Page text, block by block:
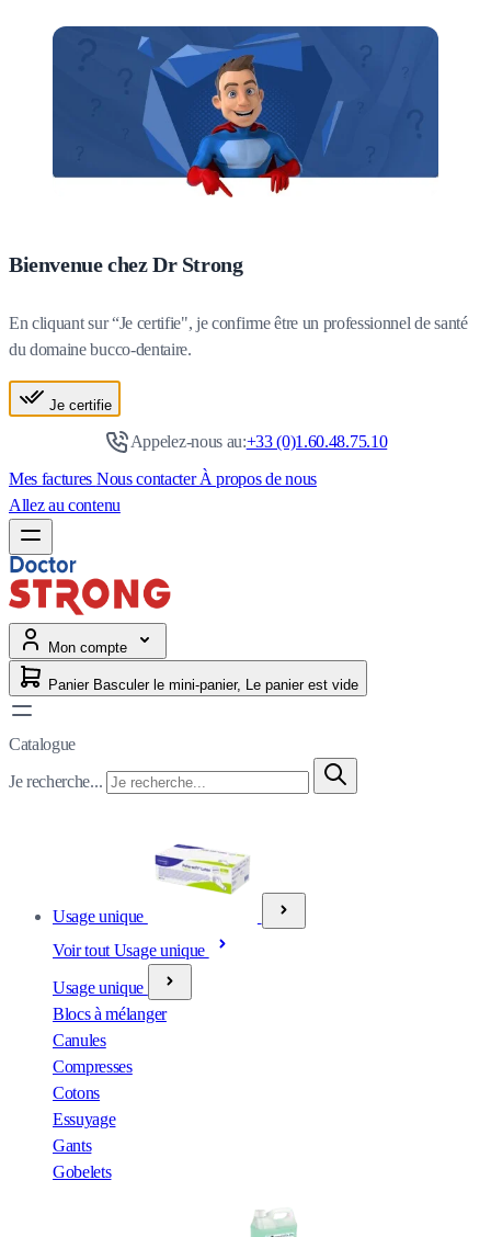
Bienvenue chez Dr Strong
En cliquant sur “Je certifie", je confirme être un professionnel de santé
du domaine bucco-dentaire.
Je certifie
Appelez-nous au:+33 (0)1.60.48.75.10
Mes factures Nous contacterÀ propos de nous
Allez au contenu
Mon compte
Panier Basculer le mini-panier, Le panier est vide
Catalogue
Je recherche...
Usage unique
Voir tout Usage unique
Usage unique
Blocs à mélanger
Canules
Compresses
Cotons
Essuyage
Gants
Gobelets